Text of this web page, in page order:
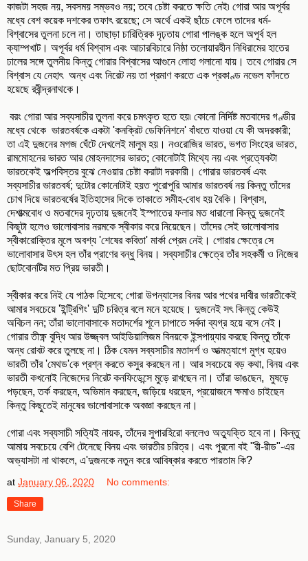
কাজটা সহজ নয়, সবসময় সম্ভবও নয়; তবে চেষ্টা করতে ক্ষতি নেই৷ গোরা আর অপূর্বর
মধ্যে বেশ কয়েক দশকের তফাৎ রয়েছে; সে অর্থে একই ছাঁচে ফেলে তাদের ধর্ম-
বিশ্বাসের তুলনা চলে না। তাছাড়া চারিত্রিক দৃঢ়তায় গোরা পালঙ্ক হলে অপূর্ব হল
ক্যাম্পখাট। অপূর্বর ধর্ম বিশ্বাস এবং আচারবিচারে নিষ্ঠা তলোয়ারহীন নিধিরামের হাতের
ঢালের সঙ্গে তুলনীয় কিন্তু গোরার বিশ্বাসের আগুনে লোহা গলানো যায়। তবে গোরার সে
বিশ্বাস যে নেহাৎ অন্ধ এবং নিরেট নয় তা প্রমাণ করতে এক প্রকাণ্ড নভেল ফাঁদতে
হয়েছে রবীন্দ্রনাথকে।
বরং গোরা আর সব্যসাচীর তুলনা করে চমৎকৃত হতে হয়৷ কোনো নির্দিষ্ট মতবাদের গণ্ডীর
মধ্যে থেকে ভারতবর্ষকে একটা 'কনক্রিট ডেফিনিশনে' বাঁধতে যাওয়া যে কী অদরকারী;
তা এই দুজনের মগজ ঘেঁটে দেখলেই মালুম হয়। নওরোজির ভারত, ভগত সিংহের ভারত,
রামমোহনের ভারত আর মোহনদাসের ভারত; কোনোটাই মিথ্যে নয় এবং প্রত্যেকটা
ভারতকেই অল্পবিস্তর বুঝে নেওয়ার চেষ্টা করাটা দরকারী। গোরার ভারতবর্ষ এবং
সব্যসাচীর ভারতবর্ষ; দুটোর কোনোটাই হয়ত পুরোপুরি আমার ভারতবর্ষ নয় কিন্তু তাঁদের
চোখ দিয়ে ভারতবর্ষের ইতিহাসের দিকে তাকাতে সমীহ-বোধ হয় বৈকি। বিশ্বাস,
দেশাত্মবোধ ও মতবাদের দৃঢ়তায় দুজনেই ইস্পাতের ফলার মত ধারালো কিন্তু দুজনেই
কিছুটা হলেও ভালোবাসার নরমকে স্বীকার করে নিয়েছেন। তাঁদের সেই ভালোবাসার
স্বীকারোক্তির মূলে অবশ্য 'শেষের কবিতা' মার্কা প্রেম নেই। গোরার ক্ষেত্রে সে
ভালোবাসার উৎস হল তাঁর প্রাণের বন্ধু বিনয়। সব্যসাচীর ক্ষেত্রে তাঁর সহকর্মী ও নিজের
ছোটবোনটির মত প্রিয় ভারতী।
স্বীকার করে নিই যে পাঠক হিসেবে; গোরা উপন্যাসের বিনয় আর পথের দাবীর ভারতীকেই
আমার সবচেয়ে 'ইন্ট্রিগিং' দুটি চরিত্র বলে মনে হয়েছে। দুজনেই সৎ কিন্তু কেউই
অবিচল নন; তাঁরা ভালোবাসাকে মতাদর্শের শূলে চাপাতে সর্বদা ব্যগ্র হয়ে বসে নেই।
গোরার তীক্ষ্ণ বুদ্ধি আর উজ্জ্বল আইডিয়ালিজম বিনয়কে ইন্সপায়্যার করছে কিন্তু তাঁকে
অন্ধ রোবট করে তুলছে না। ঠিক যেমন সব্যসাচীর মতাদর্শ ও আত্মত্যাগে মুগ্ধ হয়েও
ভারতী তাঁর 'মেথড'কে প্রশ্ন করতে কসুর করছেন না। আর সবচেয়ে বড় কথা, বিনয় এবং
ভারতী কখনোই নিজেদের নিরেট কনফিডেন্সে মুড়ে রাখছেন না। তাঁরা ভাঙছেন, মুষড়ে
পড়ছেন, তর্ক করছেন, অভিমান করছেন, জড়িয়ে ধরছেন, প্রয়োজনে ক্ষমাও চাইছেন
কিন্তু কিছুতেই মানুষের ভালোবাসাকে অবজ্ঞা করছেন না।
গোরা এবং সব্যসাচী সত্যিই নায়ক, তাঁদের সুপারহিরো বললেও অত্যুক্তি হবে না। কিন্তু
আমায় সবচেয়ে বেশি টেনেছে বিনয় এবং ভারতীর চরিত্র। এবং পুরনো বই "রী-রীড"-এর
অভ্যাসটা না থাকলে, এ'দুজনকে নতুন করে আবিষ্কার করতে পারতাম কি?
at January 06, 2020 No comments:
Share
Sunday, January 5, 2020